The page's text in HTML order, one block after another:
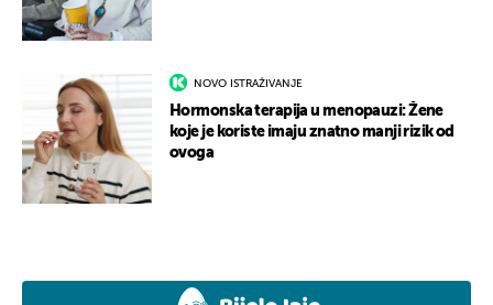
NOVO ISTRAŽIVANJE
Hormonska terapija u menopauzi: Žene
koje je koriste imaju znatno manji rizik od
ovoga